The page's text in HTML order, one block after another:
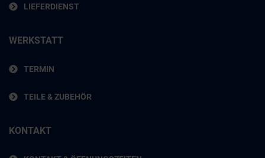
LIEFERDIENST
WERKSTATT
TERMIN
TEILE & ZUBEHÖR
KONTAKT